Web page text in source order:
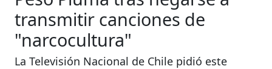
transmitir canciones de
"narcocultura"
La Televisión Nacional de Chile pidió este